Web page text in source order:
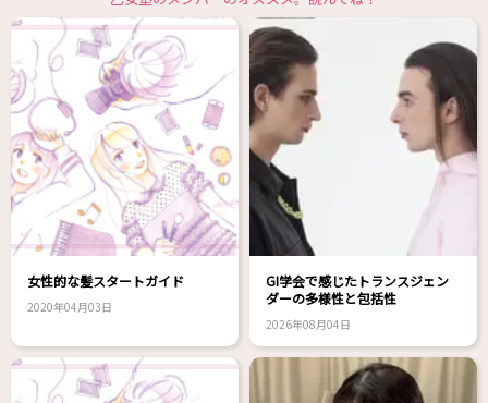
女性的な髪スタートガイド
2020年04月03日
GI学会で感じたトランスジェン
ダーの多様性と包括性
2026年08月04日